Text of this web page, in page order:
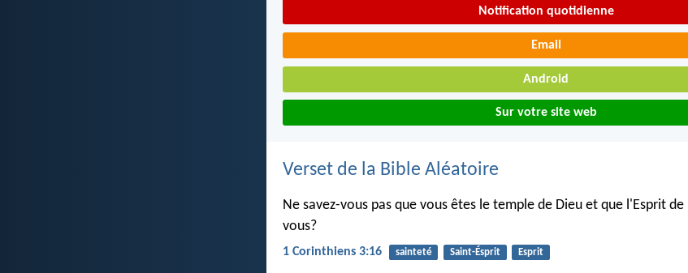
Notification quotidienne
Email
Android
Sur votre site web
Verset de la Bible Aléatoire
Ne savez-vous pas que vous êtes le temple de Dieu et que l'Esprit
vous?
1 Corinthiens 3:16 sainteté Saint-Ésprit Esprit